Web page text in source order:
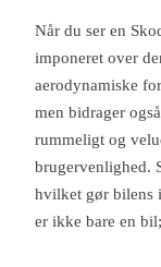
Når du ser en
imponeret over
aerodynamiske
men bidrager
rummeligt og
brugervenlighed.
hvilket gør bilens
er ikke bare en